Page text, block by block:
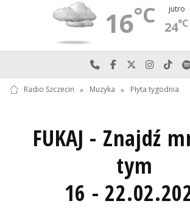
16°C jutro
24°C
Najlepiej po prostu do
Odwiedź nas na
Odwiedź nas
Radio Szczecin » Muzyka » Płyta tygodnia
FUKAJ - Znajdź
tym
16 -